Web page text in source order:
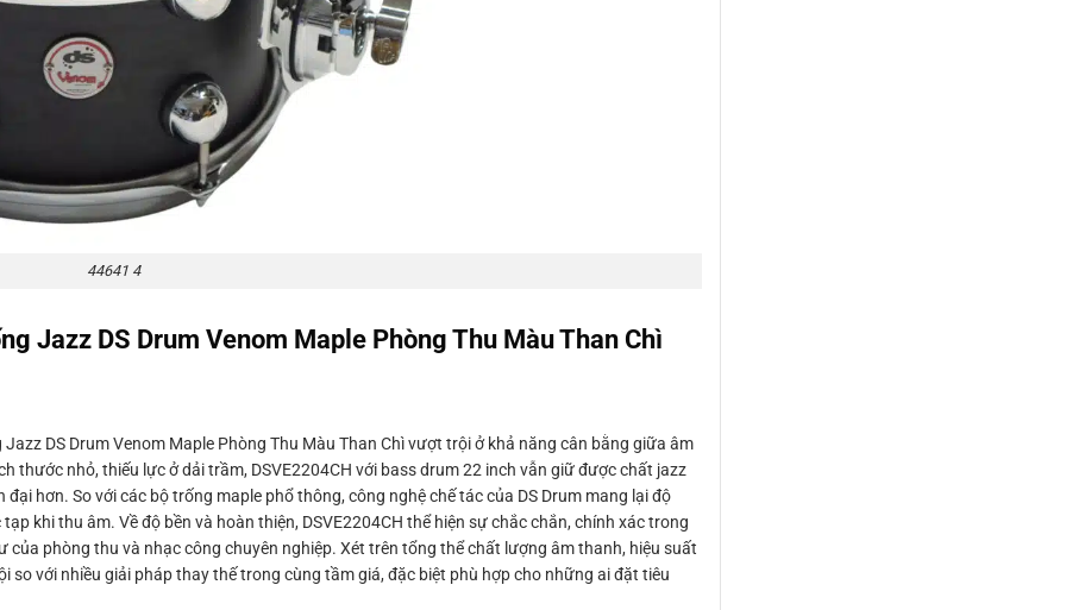
44641 4
Jazz DS Drum Venom Maple Phòng Thu Màu Than Chì
DS Drum Venom Maple Phòng Thu Màu Than Chì vượt trội ở khả năng cân bằng giữa âm
thước nhỏ, thiếu lực ở dải trầm, DSVE2204CH với bass drum 22 inch vẫn giữ được chất jazz
hơn. So với các bộ trống maple phổ thông, công nghệ chế tác của DS Drum mang lại độ
khi thu âm. Về độ bền và hoàn thiện, DSVE2204CH thể hiện sự chắc chắn, chính xác trong
phòng thu và nhạc công chuyên nghiệp. Xét trên tổng thể chất lượng âm thanh, hiệu suất
so với nhiều giải pháp thay thế trong cùng tầm giá, đặc biệt phù hợp cho những ai đặt tiêu